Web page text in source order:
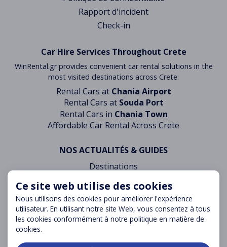
Rapport d'incident
Check-in
Car Hire Services Throughout Crete
WinRental.gr provides convenient car rental solutions in the
most visited destinations across Crete:
Rental Cars at Chania Airport
Rental Cars at Souda Port
Rental Cars in Chania Town
Affordable Car Rental Across Crete
NOS ACTUALITÉS & GUIDES
Destinations
Blog
Ce site web utilise des cookies
Nous utilisons des cookies pour améliorer l'expérience
utilisateur. En utilisant notre site Web, vous consentez à tous
les cookies conformément à notre politique en matière de
cookies.